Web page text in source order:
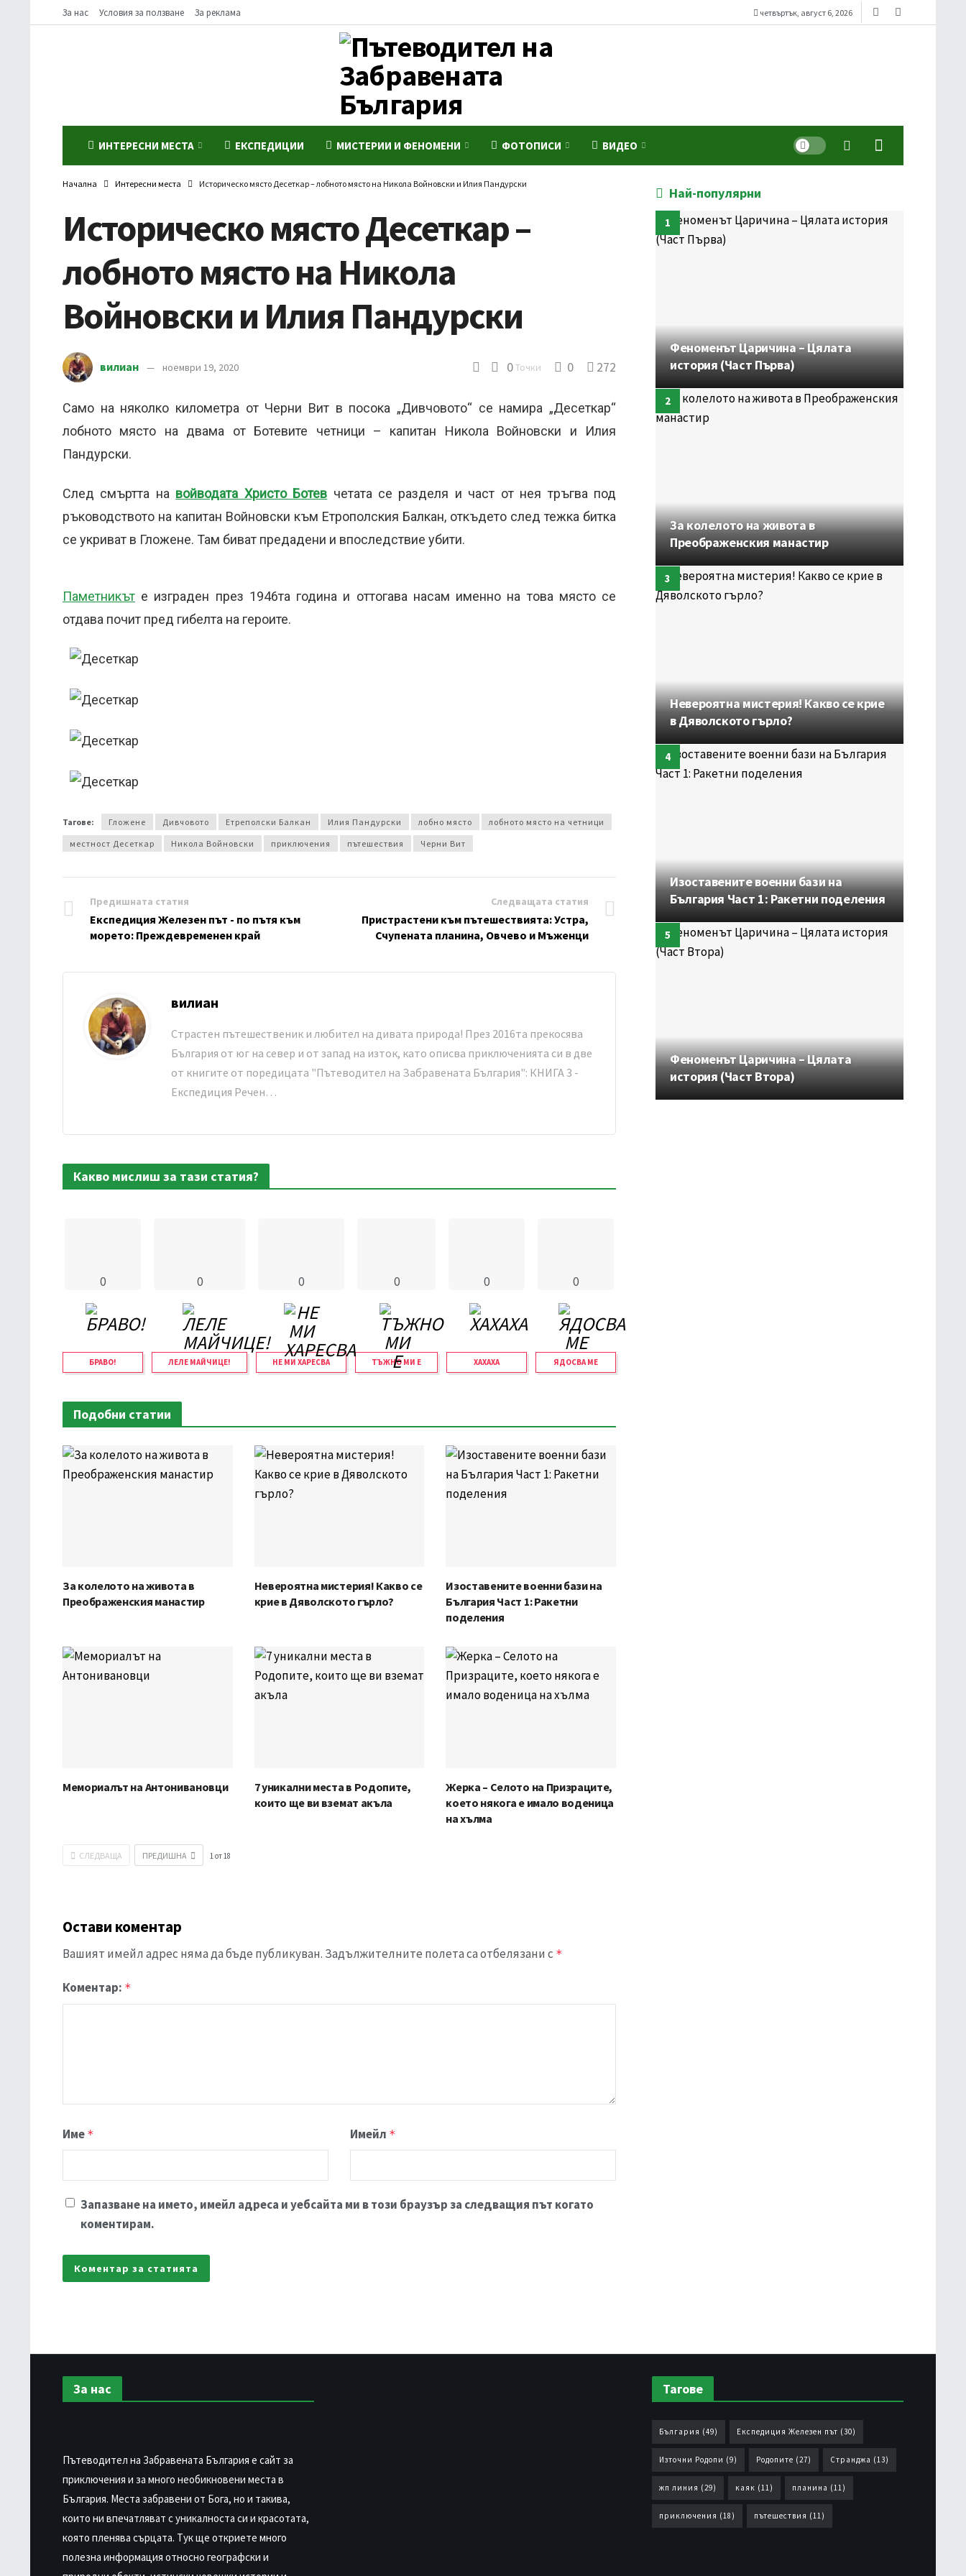
За нас Условия за ползване За реклама четвъртък, август 6, 2026
ИНТЕРЕСНИ МЕСТА ЕКСПЕДИЦИИ МИСТЕРИИ И ФЕНОМЕНИ ФОТОПИСИ ВИДЕО Dark mode
Начална Интересни места Историческо място Десеткар – лобното място на Никола Войновски и Илия Пандурски
Историческо място Десеткар –
лобното място на Никола
Войновски и Илия Пандурски
вилиан ноември 19, 2020 0Точки 0 272
Само на няколко километра от Черни Вит в посока „Дивчовото“ се намира „Десеткар“
лобното място на двама от Ботевите четници – капитан Никола Войновски и Илия
Пандурски.
След смъртта на войводата Христо Ботев четата се разделя и част от нея тръгва под
ръководството на капитан Войновски към Етрополския Балкан, откъдето след тежка битка
се укриват в Гложене. Там биват предадени и впоследствие убити.
Паметникът е изграден през 1946та година и оттогава насам именно на това място се
отдава почит пред гибелта на героите.
Тагове: Гложене Дивчовото Етреполски Балкан Илия Пандурски лобно място
лобното място на четници
местност Десеткар
Никола Войновски приключения пътешествия Черни Вит
Предишната статия
Експедиция Железен път - по пътя към
морето: Преждевременен край
Следващата статия
Пристрастени към пътешествията: Устра,
Счупената планина, Овчево и Мъженци
вилиан
Страстен пътешественик и любител на дивата природа! През 2016та прекосява
България от юг на север и от запад на изток, като описва приключенията си в две
от книгите от поредицата "Пътеводител на Забравената България": КНИГА 3 -
Експедиция Речен…
Какво мислиш за тази статия?
0
БРАВО!
0
ЛЕЛЕ МАЙЧИЦЕ!
0
НЕ МИ ХАРЕСВА
0
ТЪЖНО МИ Е
0
ХАХАХА
0
ЯДОСВА МЕ
Подобни статии
За колелото на живота в
Преображенския манастир
Невероятна мистерия! Какво се
крие в Дяволското гърло?
Изоставените военни бази на
България Част 1: Ракетни
поделения
Мемориалът на Антонивановци
7 уникални места в Родопите,
които ще ви вземат акъла
Жерка – Селото на Призраците,
което някога е имало воденица
на хълма
СЛЕДВАЩА ПРЕДИШНА 1от18
Остави коментар
Вашият имейл адрес няма да бъде публикуван. Задължителните полета са отбелязани с *
Коментар: *
Име * Имейл *
Запазване на името, имейл адреса и уебсайта ми в този браузър за следващия път когато
коментирам.
Най-популярни
Феноменът Царичина – Цялата
история (Част Първа)
За колелото на живота в
Преображенския манастир
Невероятна мистерия! Какво се крие
в Дяволското гърло?
Изоставените военни бази на
България Част 1: Ракетни поделения
Феноменът Царичина – Цялата
история (Част Втора)
За нас
Пътеводител на Забравената България е сайт за
приключения и за много необикновени места в
България. Места забравени от Бога, но и такива,
които ни впечатляват с уникалноста си и красотата,
която пленява сърцата. Тук ще откриете много
полезна информация относно географски и
Тагове
България (49) Експедиция Железен път (30)
Източни Родопи (9) Родопите (27) Странджа (13)
жп линия (29) каяк (11) планина (11)
приключения (18) пътешествия (11)